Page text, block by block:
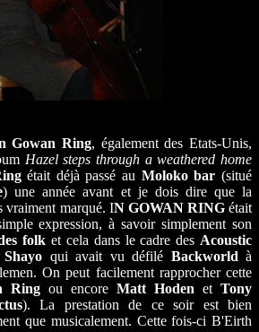
Gowan Ring, également des Etats-Unis,
Hazel steps through a weathered home
était déjà passé au Moloko bar (situé
) une année avant et je dois dire que la
vraiment marqué. IN GOWAN RINGétait
expression, à savoir simplement son
folk et cela dans le cadre des Acoustic
Shayo qui avait vu défilé Backworld à
On peut facilement rapprocher cette
Ring ou encore Matt Hoden et Tony
). La prestation de ce soir est bien
que musicalement. Cette fois-ci B'Eirth